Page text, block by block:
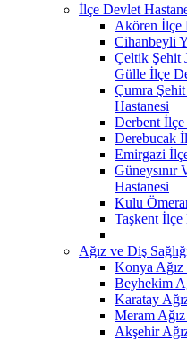
İlçe Devlet
Akören İlçe
Cihanbeyli
Çeltik Şehit
Gülle İlçe
Çumra
Hastanesi
Derbent İlçe
Derebucak
Emirgazi
Güneysınır
Hastanesi
Kulu
Taşkent İlçe
Ağız ve Diş
Konya Ağız
Beyhekim
Karatay
Meram
Akşehir